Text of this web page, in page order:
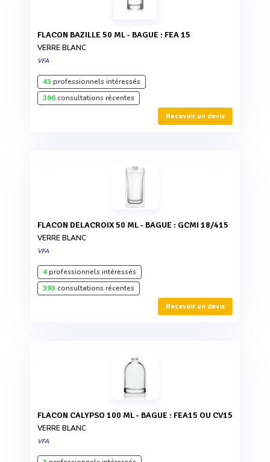
FLACON BAZILLE 50 ML - BAGUE : FEA 15
VERRE BLANC
VFA
43 professionnels intéressés
396consultations récentes
Recevoir un devis
FLACON DELACROIX 50 ML - BAGUE : GCMI 18/415
VERRE BLANC
VFA
4professionnels intéressés
393 consultations récentes
Recevoir un devis
FLACON CALYPSO 100 ML - BAGUE : FEA15 OU CV15
VERRE BLANC
VFA